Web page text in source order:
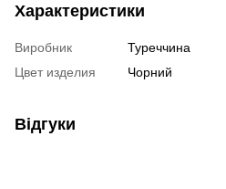
Характеристики
Виробник
Туреччина
Цвет изделия
Чорний
Відгуки